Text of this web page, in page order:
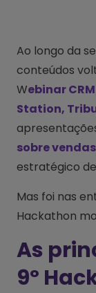
Ao longo da
conteúdos
Webinar
Station,
sobre
estratégico
Mas foi nas
Hackathon
As
9º